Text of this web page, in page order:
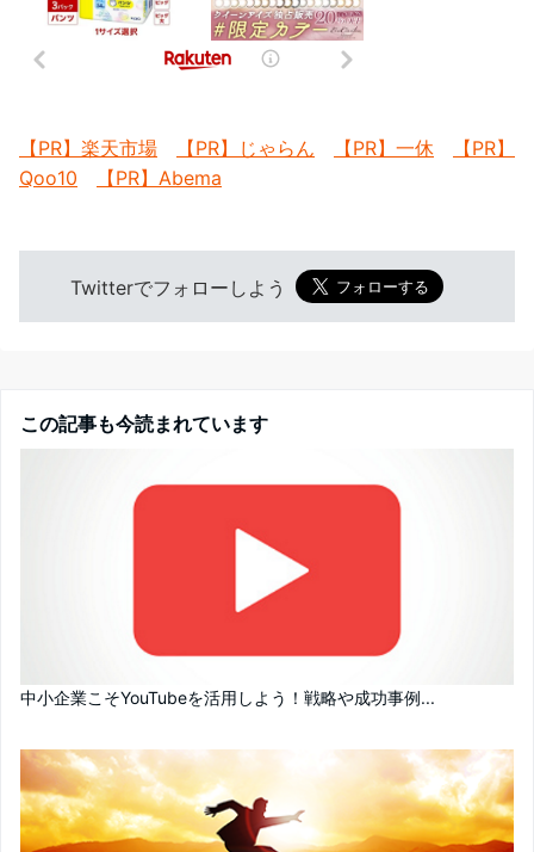
【PR】楽天市場 【PR】じゃらん 【PR】一休
【PR】
Qoo10
【PR】Abema
Twitterでフォローしよう
この記事も今読まれています
中小企業こそYouTubeを活用しよう！戦略や成功事例...